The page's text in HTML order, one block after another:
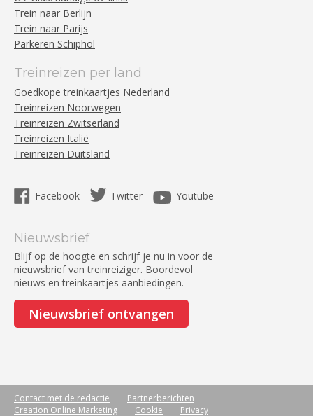
Trein naar Berlijn
Trein naar Parijs
Parkeren Schiphol
Treinreizen per land
Goedkope treinkaartjes Nederland
Treinreizen Noorwegen
Treinreizen Zwitserland
Treinreizen Italië
Treinreizen Duitsland
Facebook Twitter Youtube
Nieuwsbrief
Blijf op de hoogte en schrijf je nu in voor de
nieuwsbrief van treinreiziger. Boordevol
nieuws en treinkaartjes aanbiedingen.
Nieuwsbrief ontvangen
Contact met de redactie
Partnerberichten
Creation Online Marketing
Cookie Privacy